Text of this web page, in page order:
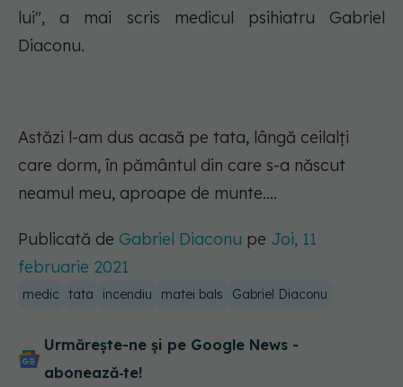
lui", a mai scris medicul psihiatru Gabriel
Diaconu.
Astăzi l-am dus acasă pe tata, lângă ceilalți
care dorm, în pământul din care s-a născut
neamul meu, aproape de munte....
Publicată de Gabriel Diaconu pe Joi, 11
februarie 2021
medic tata incendiu matei bals Gabriel Diaconu
Urmărește-ne și pe Google News -
abonează‑te!